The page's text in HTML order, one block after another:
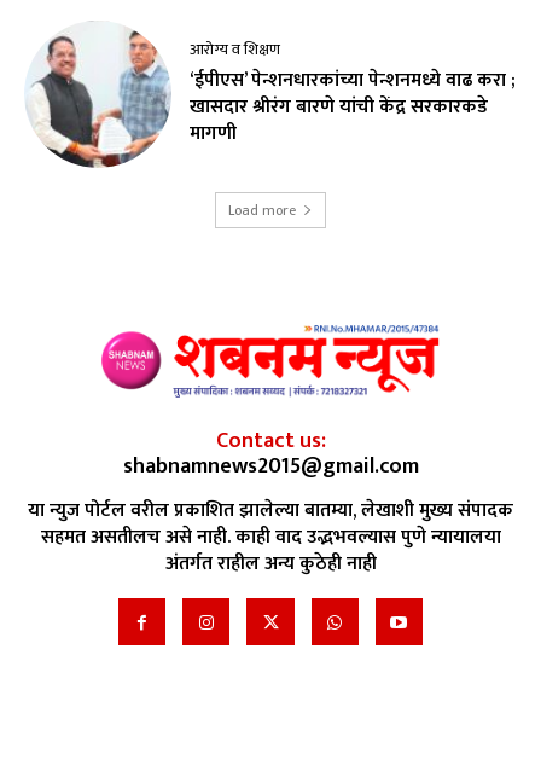
आरोग्य व शिक्षण
‘ईपीएस’ पेन्शनधारकांच्या पेन्शनमध्ये वाढ करा ;
खासदार श्रीरंग बारणे यांची केंद्र सरकारकडे
मागणी
Load more
Contact us:
shabnamnews2015@gmail.com
या न्युज पोर्टल वरील प्रकाशित झालेल्या बातम्या, लेखाशी मुख्य संपादक
सहमत असतीलच असे नाही. काही वाद उद्भभवल्यास पुणे न्यायालया
अंतर्गत राहील अन्य कुठेही नाही